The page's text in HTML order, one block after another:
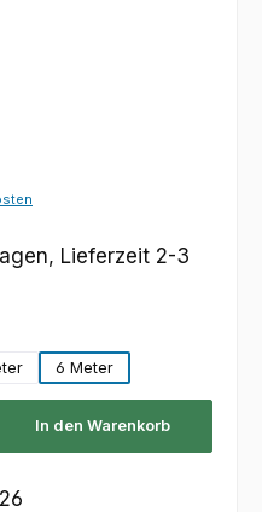
Lieferzeit 2-3
6 Meter
In den Warenkorb